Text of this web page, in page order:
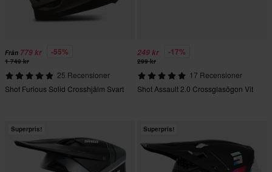
Från 779 kr -55%
1 749 kr
25 Recensioner
Shot Furious Solid Crosshjälm Svart
249 kr -17%
299 kr
17 Recensioner
Shot Assault 2.0 Crossglasögon Vit
Superpris! Superpris!